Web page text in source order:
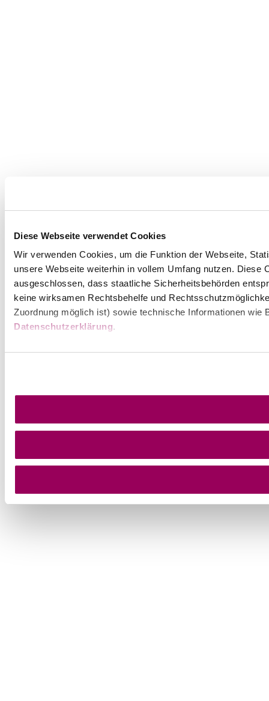
Diese Webseite verwendet Cookies
Wir verwenden Cookies, um die Funktion der Webseite,
unsere Webseite weiterhin in vollem Umfang nutzen.
ausgeschlossen, dass staatliche Sicherheitsbehörden
keine wirksamen Rechtsbehelfe und
Zuordnung möglich ist) sowie technische Informationen
Datenschutzerklärung.